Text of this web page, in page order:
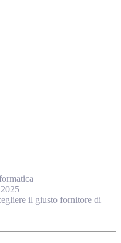
il giusto fornitore di